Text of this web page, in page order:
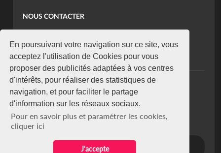
En poursuivant votre navigation sur ce site, vous
acceptez l'utilisation de Cookies pour vous
proposer des publicités adaptées à vos centres
d'intérêts, pour réaliser des statistiques de
navigation, et pour faciliter le partage
d'information sur les réseaux sociaux.
Pour en savoir plus et paramétrer les cookies,
cliquer ici
J'accepte
NOUS CONTACTER
koaci@yahoo.fr
+225 07 08 85 52 93
NEWSLETTER
Restez connecté via notre newsletter
S'abonner
Se désabonner